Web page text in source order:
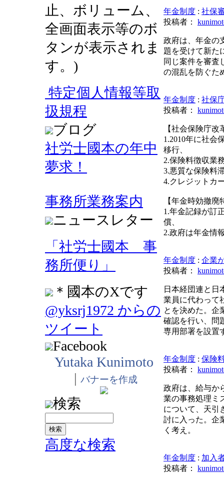
止、ボリューム、
全画面表示等のボ
タンが表示されま
す。)
特定個人情報等取
扱規程
ブログ
社労士國本の年中
夢求！
事務所業務案内
ニュースレター
「社労士國本 事
務所便り」
＊國本のXです
@yksrj1972 からの
ツイート
Facebook
Yutaka Kunimoto
| バナーを作成
検索
高度な検索
年金制度 : 社保
投稿者：
政府は、年金の
題を受けて新た
同じ案件を審査
の混乱を防ぐた
年金制度 : 社保
投稿者：
【社会保険庁
1.2010年に社会
移行、
2.保険料徴収業
3.悪質な保険料
4.クレジットカ
【年金時効撤
1.年金記録が訂
償、
2.政府は年金情
年金制度 : 企業
投稿者：
日本経団連と日
業員に代わって
とを決めた。企
確認を行い、問
専用部署を設置
年金制度 : 保険
投稿者：
政府は、給与か
業の事務処理ミ
について、天引
討に入った。企
く考え。
年金制度 : 加入
投稿者：